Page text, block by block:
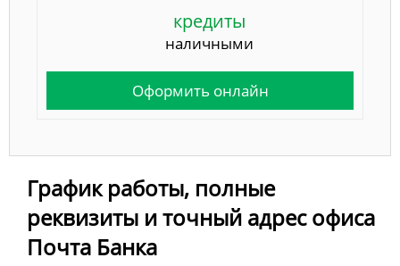
кредиты
наличными
Оформить онлайн
График работы, полные
реквизиты и точный адрес офиса
Почта Банка